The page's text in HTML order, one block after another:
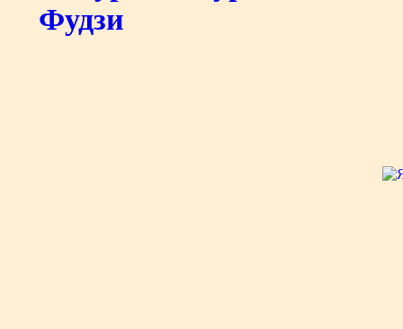
Фудзи